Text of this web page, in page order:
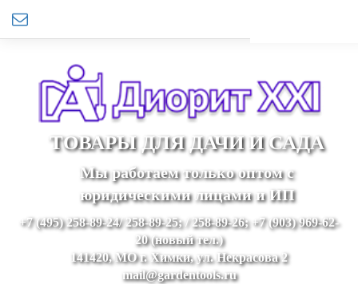
ТОВАРЫ ДЛЯ ДАЧИ И САДА
Мы работаем только оптом с
юридическими лицами и ИП
+7 (495) 258-89-24/ 258-89-25; / 258-89-26; +7 (903) 969-62-
20 (новый тел.)
141420, МО г. Химки, ул. Некрасова 2
mail@gardentools.ru